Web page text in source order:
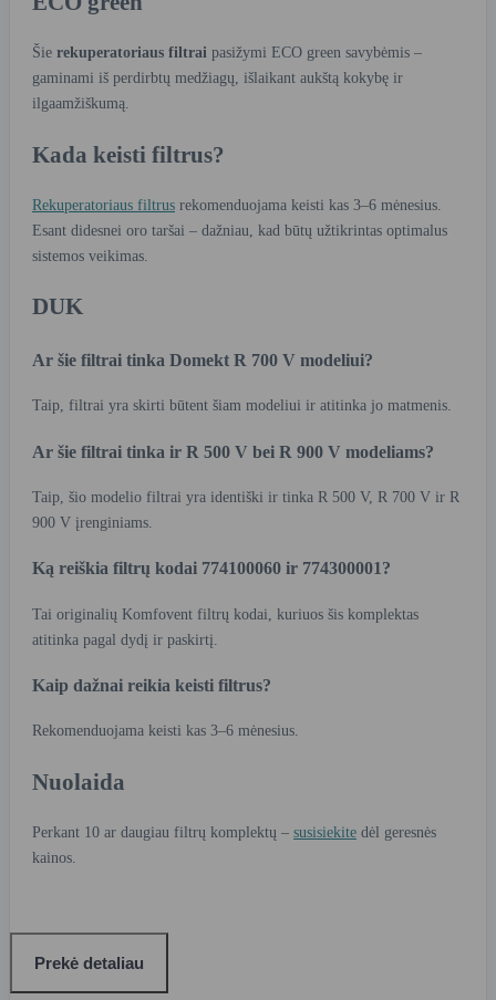
Šie rekuperatoriaus filtrai pasižymi ECO green savybėmis –
gaminami iš perdirbtų medžiagų, išlaikant aukštą kokybę ir
ilgaamžiškumą.
Kada keisti filtrus?
Rekuperatoriaus filtrus rekomenduojama keisti kas 3–6 mėnesius.
Esant didesnei oro taršai – dažniau, kad būtų užtikrintas optimalus
sistemos veikimas.
DUK
Ar šie filtrai tinka Domekt R 700 V modeliui?
Taip, filtrai yra skirti būtent šiam modeliui ir atitinka jo matmenis.
Ar šie filtrai tinka ir R 500 V bei R 900 V modeliams?
Taip, šio modelio filtrai yra identiški ir tinka R 500 V, R 700 V ir R
900 V įrenginiams.
Ką reiškia filtrų kodai 774100060 ir 774300001?
Tai originalių Komfovent filtrų kodai, kuriuos šis komplektas
atitinka pagal dydį ir paskirtį.
Kaip dažnai reikia keisti filtrus?
Rekomenduojama keisti kas 3–6 mėnesius.
Nuolaida
Perkant 10 ar daugiau filtrų komplektų – susisiekite dėl geresnės
kainos.
Prekė detaliau